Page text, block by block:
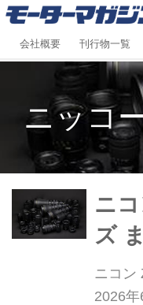
会社概要 刊行物一覧
ニッコ
ニ
ズ
ニコン
2026